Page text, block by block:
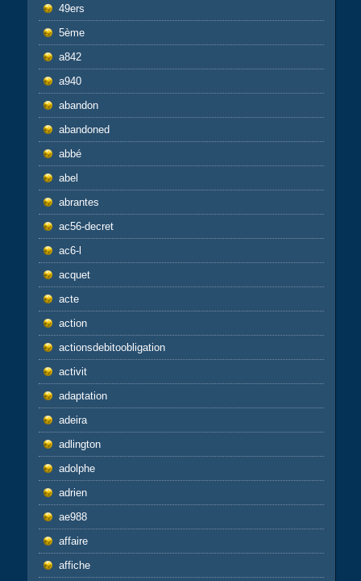
49ers
5ème
a842
a940
abandon
abandoned
abbé
abel
abrantes
ac56-decret
ac6-l
acquet
acte
action
actionsdebitoobligation
activit
adaptation
adeira
adlington
adolphe
adrien
ae988
affaire
affiche